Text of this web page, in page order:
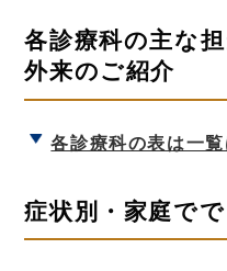
各診療科の主な
外来のご紹介
各診療科の表は一覧
症状別・家庭で